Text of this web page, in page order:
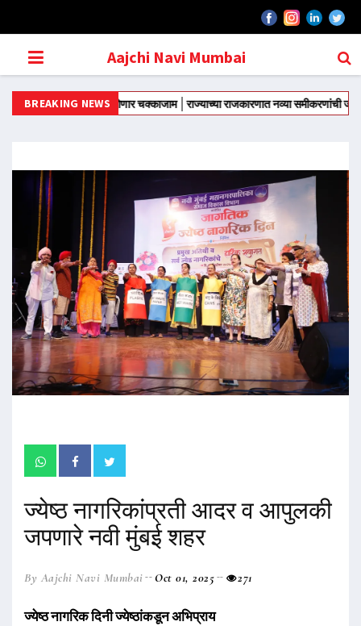
Aajchi Navi Mumbai
BREAKING NEWS
ठाम; दिल्लीत होणार चक्काजाम राज्याच्या राजकारणात नव्या समीकरणांची जोरदार चर्चा
ज्येष्ठ नागरिकांप्रती आदर व आपुलकी
जपणारे नवी मुंबई शहर
By Aajchi Navi Mumbai Oct 01, 2025 271
ज्येष्ठ नागरिक दिनी ज्येष्ठांकडून अभिप्राय